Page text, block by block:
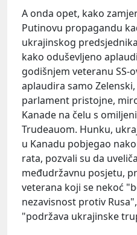
A onda opet, kako
Putinovu propagandu
ukrajinskog
kako oduševljeno
godišnjem veteranu SS-
aplaudira samo
parlament pristojne,
Kanade na čelu s
Trudeauom. Hunku,
u Kanadu pobjegao
rata, pozvali su da
međudržavnu posjetu,
veterana koji se nekoć
nezavisnost protiv
"podržava ukrajinske